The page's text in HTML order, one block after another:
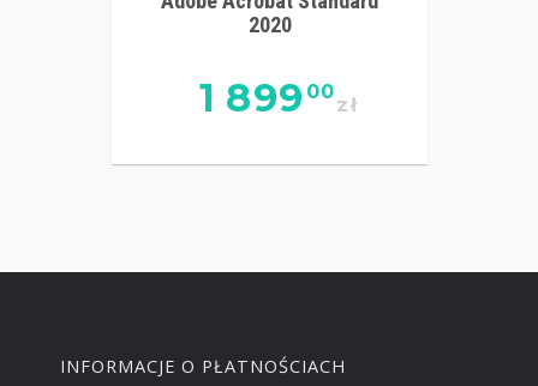
2020
1 899 00
zł
INFORMACJE O PŁATNOŚCIACH